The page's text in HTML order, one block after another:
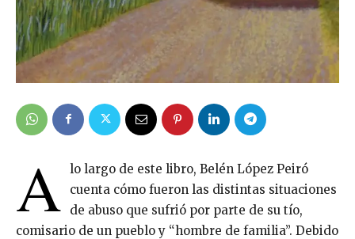
A lo largo de este libro, Belén López Peiró
cuenta cómo fueron las distintas situaciones
de abuso que sufrió por parte de su tío,
comisario de un pueblo y “hombre de familia”. Debido